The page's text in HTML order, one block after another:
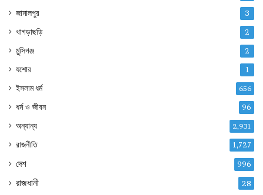
জামালপুর 3
খাগড়াছড়ি 2
মুন্সিগঞ্জ 2
যশোর 1
ইসলাম ধর্ম 656
ধর্ম ও জীবন 96
অন্যান্য 2,931
রাজনীতি 1,727
দেশ 996
রাজধানী 28